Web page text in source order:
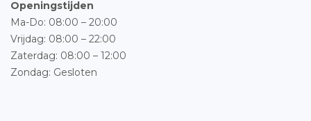
Openingstijden
Ma-Do: 08:00 – 20:00
Vrijdag: 08:00 – 22:00
Zaterdag: 08:00 – 12:00
Zondag: Gesloten